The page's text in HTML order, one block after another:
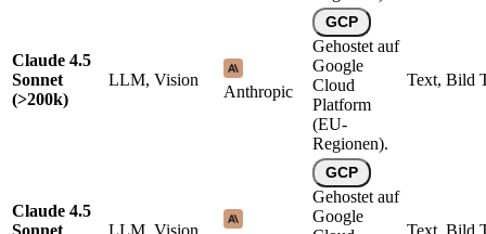
Claude 4.5
Sonnet
(>200k)
LLM, Vision
Anthropic
GCP
Gehostet auf
Google
Cloud
Platform
(EU-
Regionen).
Text, Bild
Claude 4.5
Sonnet
LLM, Vision
GCP
Gehostet auf
Google
Text, Bild